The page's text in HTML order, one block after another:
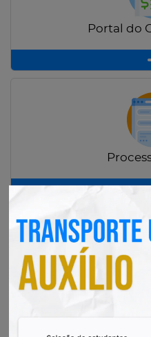
Portal do
Radar